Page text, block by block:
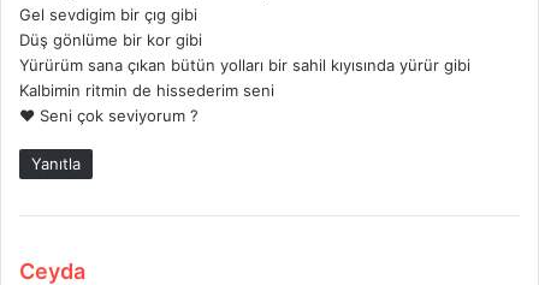
Gel sevdigim bir çıg gibi
Düş gönlüme bir kor gibi
Yürürüm sana çıkan bütün yolları bir sahil kıyısında yürür gibi
Kalbimin ritmin de hissederim seni
❤️ Seni çok seviyorum ?
Yanıtla
Ceyda